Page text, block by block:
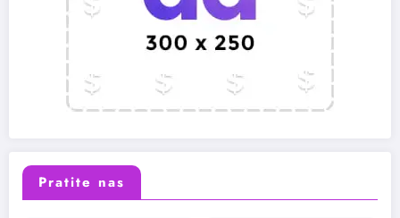
Pratite nas